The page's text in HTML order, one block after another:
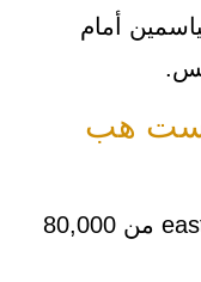
أمام
هب
يبدأ سعر المتر داخل east hub mall من 80,000